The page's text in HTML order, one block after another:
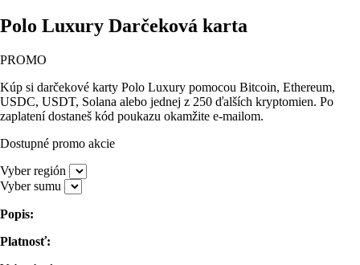
Polo Luxury Darčeková karta
PROMO
Kúp si darčekové karty Polo Luxury pomocou Bitcoin, Ethereum,
USDC, USDT, Solana alebo jednej z 250 ďalších kryptomien. Po
zaplatení dostaneš kód poukazu okamžite e-mailom.
Dostupné promo akcie
Vyber región
Vyber sumu
Popis:
Platnosť: